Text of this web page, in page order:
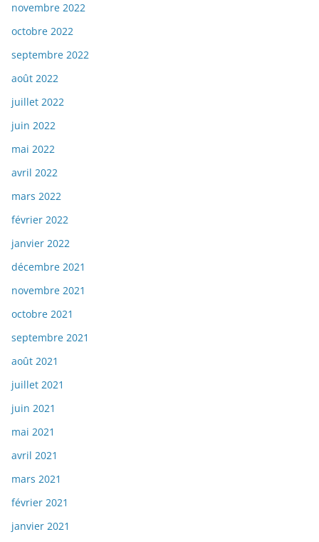
novembre 2022
octobre 2022
septembre 2022
août 2022
juillet 2022
juin 2022
mai 2022
avril 2022
mars 2022
février 2022
janvier 2022
décembre 2021
novembre 2021
octobre 2021
septembre 2021
août 2021
juillet 2021
juin 2021
mai 2021
avril 2021
mars 2021
février 2021
janvier 2021